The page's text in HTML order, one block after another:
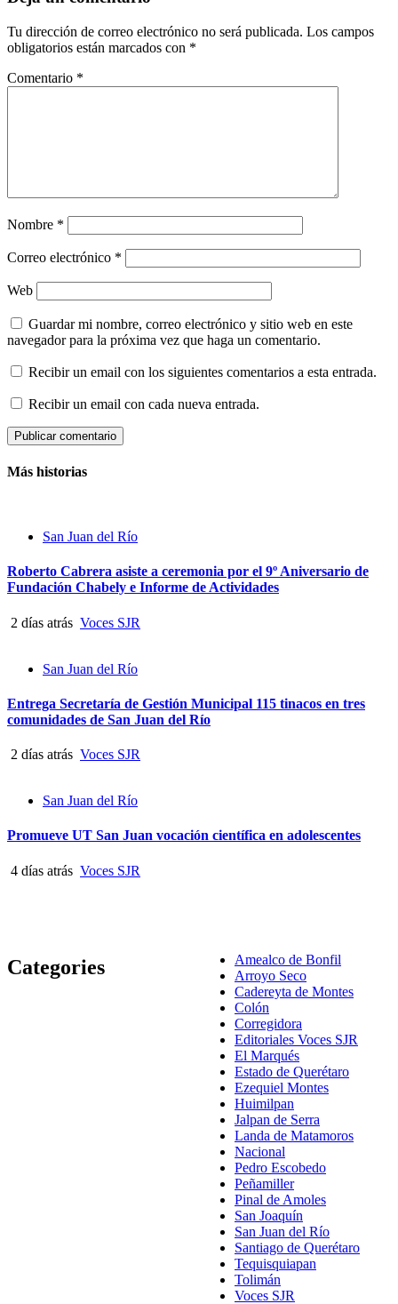
Tu dirección de correo electrónico no será publicada. Los campos
obligatorios están marcados con *
Comentario *
Nombre *
Correo electrónico *
Web
Guardar mi nombre, correo electrónico y sitio web en este
navegador para la próxima vez que haga un comentario.
Recibir un email con los siguientes comentarios a esta entrada.
Recibir un email con cada nueva entrada.
Más historias
San Juan del Río
Roberto Cabrera asiste a ceremonia por el 9º Aniversario de
Fundación Chabely e Informe de Actividades
2 días atrás Voces SJR
San Juan del Río
Entrega Secretaría de Gestión Municipal 115 tinacos en tres
comunidades de San Juan del Río
2 días atrás Voces SJR
San Juan del Río
Promueve UT San Juan vocación científica en adolescentes
4 días atrás Voces SJR
Categories
Amealco de Bonfil
Arroyo Seco
Cadereyta de Montes
Colón
Corregidora
Editoriales Voces SJR
El Marqués
Estado de Querétaro
Ezequiel Montes
Huimilpan
Jalpan de Serra
Landa de Matamoros
Nacional
Pedro Escobedo
Peñamiller
Pinal de Amoles
San Joaquín
San Juan del Río
Santiago de Querétaro
Tequisquiapan
Tolimán
Voces SJR